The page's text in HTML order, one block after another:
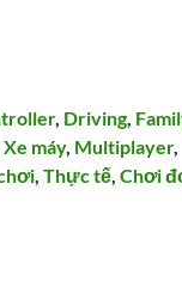
, Driving,
Xe máy, Multiplayer,
,Thực tế,Chơi